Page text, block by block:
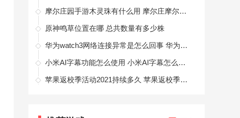
摩尔庄园手游木灵珠有什么用 摩尔庄摩尔庄园手游木灵珠有什么用
原神鸣草位置在哪 总共数量有多少株
华为watch3网络连接异常是怎么回事 华为watch3怎么连接网络
小米AI字幕功能怎么使用 小米AI字幕怎么开启日文
苹果返校季活动2021持续多久 苹果返校季优惠怎么参加